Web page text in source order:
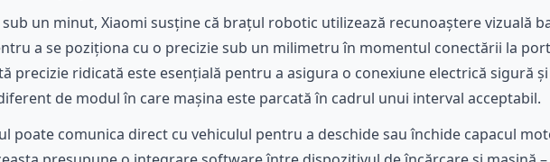
un minut, Xiaomi susține că brațul robotic utilizează recunoaștere vizuală
a se poziționa cu o precizie sub un milimetru în momentul conectării la
precizie ridicată este esențială pentru a asigura o conexiune electrică sigură și
de modul în care mașina este parcată în cadrul unui interval acceptabil.
poate comunica direct cu vehiculul pentru a deschide sau închide capacul